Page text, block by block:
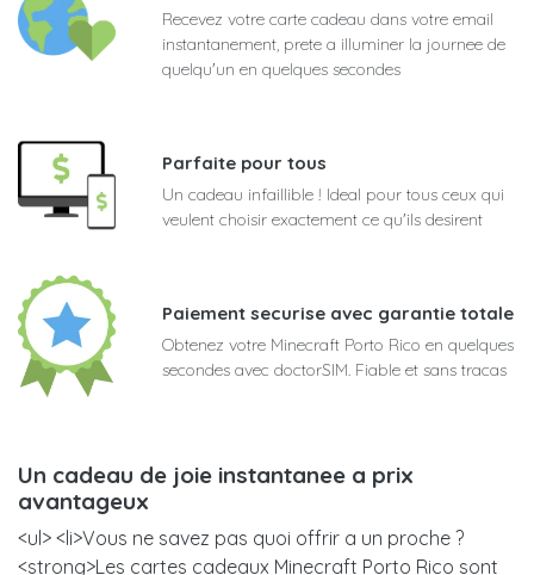
Recevez votre carte cadeau dans votre email
instantanement, prete a illuminer la journee de
quelqu'un en quelques secondes
Parfaite pour tous
Un cadeau infaillible ! Ideal pour tous ceux qui
veulent choisir exactement ce qu'ils desirent
Paiement securise avec garantie totale
Obtenez votre Minecraft Porto Rico en quelques
secondes avec doctorSIM. Fiable et sans tracas
Un cadeau de joie instantanee a prix
avantageux
<ul> <li>Vous ne savez pas quoi offrir a un proche ?
<strong>Les cartes cadeaux Minecraft Porto Rico sont